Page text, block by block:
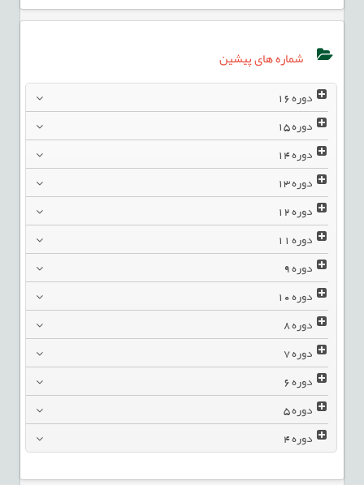
شماره های پیشین
دوره16
دوره15
دوره14
دوره13
دوره12
دوره11
دوره9
دوره10
دوره8
دوره7
دوره6
دوره5
دوره4